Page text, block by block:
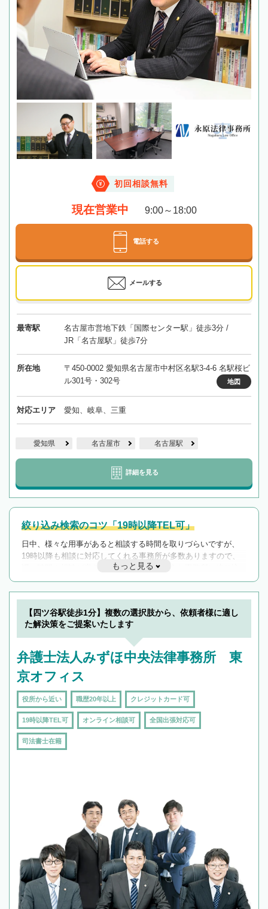
初回相談無料
現在営業中 9:00～18:00
電話する
メールする
最寄駅
名古屋市営地下鉄「国際センター駅」徒歩3分 /
JR「名古屋駅」徒歩7分
所在地
〒450-0002 愛知県名古屋市中村区名駅3-4-6 名駅桜ビ
ル301号・302号
地図
対応エリア 愛知、岐阜、三重
愛知県 名古屋市 名古屋駅
詳細を見る
絞り込み検索のコツ「19時以降TEL可」
日中、様々な用事があると相談する時間を取りづらいですが、
19時以降も相談に対応してくれる事務所が多数ありますので、
遅い時間の相談が増えそうな場合はそのような事務所に絞り込
んで検索してみましょう。
19時以降TEL可の条件
を加えて再検索
もっと見る
【四ツ谷駅徒歩1分】複数の選択肢から、依頼者様に適し
た解決策をご提案いたします
弁護士法人みずほ中央法律事務所 東
京オフィス
役所から近い 職歴20年以上 クレジットカード可
19時以降TEL可 オンライン相談可 全国出張対応可
司法書士在籍